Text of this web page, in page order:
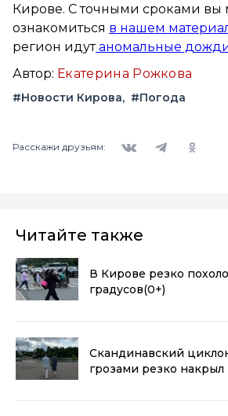
Кирове. С точными сроками вы
ознакомиться в нашем
регион идутаномальные
Автор: Екатерина Рожкова
#Новости Кирова #Погода
Расскажи друзьям:
Читайте также
В Кирове резко
градусов(0+)
Скандинавский
грозами резко